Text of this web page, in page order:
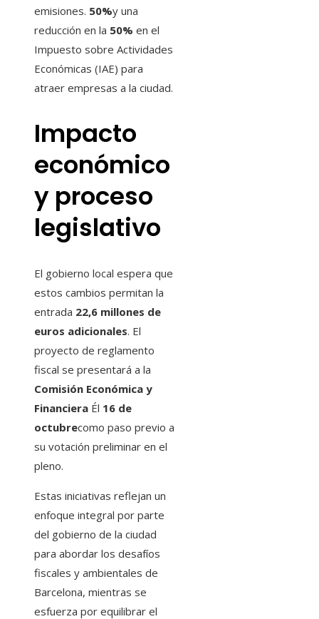
emisiones. 50%y una
reducción en la 50% en el
Impuesto sobre Actividades
Económicas (IAE) para
atraer empresas a la ciudad.
Impacto
económico
y proceso
legislativo
El gobierno local espera que
estos cambios permitan la
entrada 22,6 millones de
euros adicionales. El
proyecto de reglamento
fiscal se presentará a la
Comisión Económica y
Financiera Él 16 de
octubrecomo paso previo a
su votación preliminar en el
pleno.
Estas iniciativas reflejan un
enfoque integral por parte
del gobierno de la ciudad
para abordar los desafíos
fiscales y ambientales de
Barcelona, ​​mientras se
esfuerza por equilibrar el